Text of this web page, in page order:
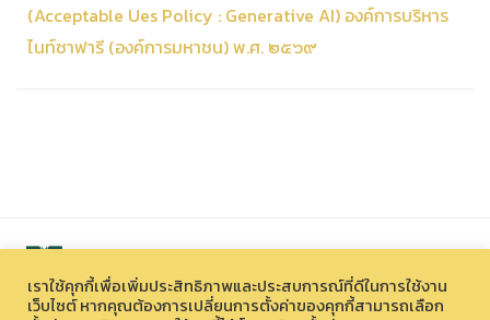
(Acceptable Ues Policy : Generative AI) องค์การบริหาร
ไนท์ซาฟารี (องค์การมหาชน) พ.ศ. ๒๕๖๙
เราใช้คุกกี้เพื่อเพิ่มประสิทธิภาพและประสบการณ์ที่ดีในการใช้งาน
เว็บไซต์ หากคุณต้องการเปลี่ยนการตั้งค่าของคุกกี้สามารถเลือก